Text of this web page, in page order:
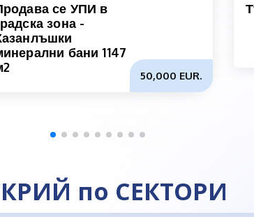
се УПИ в
зона -
бани 1147
50,000 EUR.
по СЕКТОРИ